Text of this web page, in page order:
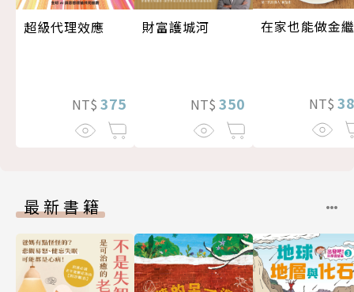
超級代理效應
NT$ 375
財富護城河
NT$ 350
在家也能做金繼
NT$
最新書籍